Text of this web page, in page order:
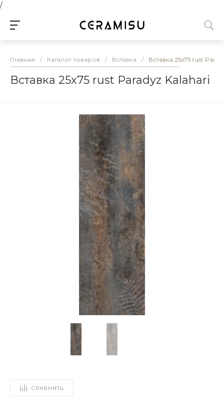
/
Главная / Каталог товаров / Вставка / Вставка 25х75 rust
Вставка 25х75 rust Paradyz Kalahari
СРАВНИТЬ